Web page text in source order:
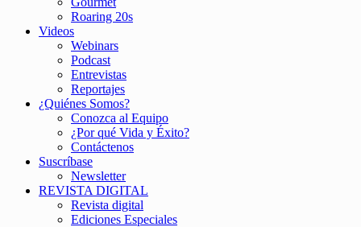
Roaring 20s
Videos
Webinars
Podcast
Entrevistas
Reportajes
¿Quiénes Somos?
Conozca al Equipo
¿Por qué Vida y Éxito?
Contáctenos
Suscríbase
Newsletter
REVISTA DIGITAL
Revista digital
Ediciones Especiales